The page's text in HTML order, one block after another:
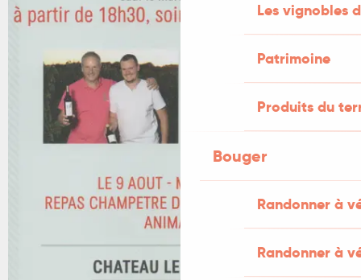
Les vignobles
Patrimoine
Produits du
Bouger
Randonner à
Randonner à